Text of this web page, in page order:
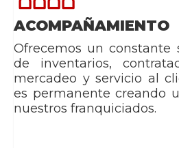
ACOMPAÑAMIENTO
Ofrecemos un constante
de inventarios,
mercadeo y servicio al
es permanente creando
nuestros franquiciados.